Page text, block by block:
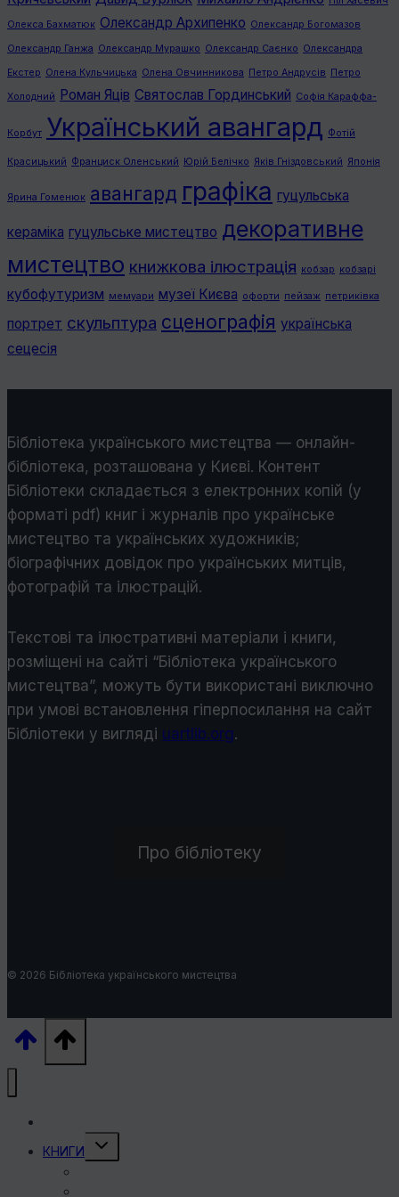
Олекса Бахматюк Олександр Архипенко Олександр Богомазов
Олександр Ганжа Олександр Мурашко Олександр Саєнко Олександра
Екстер Олена Кульчицька Олена Овчинникова Петро Андрусів Петро
Холодний Роман Яців Святослав Гординський Софія Караффа-
Корбут Український авангард Фотій
Красицький Франциск Оленський Юрій Белічко Яків Гніздовський Японія
Ярина Гоменюк авангард графiка гуцульська
кераміка гуцульське мистецтво декоративне
мистецтво книжкова ілюстрація кобзар кобзарі
кубофутуризм мемуари музеї Києва офорти пейзаж петриківка
портрет скульптура сценографія українська
сецесія
Бібліотека українського мистецтва — онлайн-
бібліотека, розташована у Києві. Контент
Бібліотеки складається з електронних копій (у
форматі pdf) книг і журналів про українське
мистецтво та українських художників;
біографічних довідок про українських митців,
фотографій та ілюстрацій.
Текстові та ілюстративні матеріали і книги,
розміщені на сайті “Бібліотека українського
мистецтва”, можуть бути використані виключно
при умові встановлення гіперпосилання на сайт
Бібліотеки у виглядi uartlib.org.
Про бібліотеку
© 2026 Бібліотека українського мистецтва
КНИГИ
Перемкнути
меню